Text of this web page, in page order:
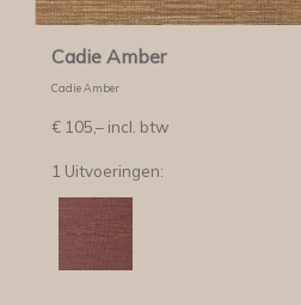
Cadie Amber
Cadie Amber
€ 105,– incl. btw
1 Uitvoeringen: